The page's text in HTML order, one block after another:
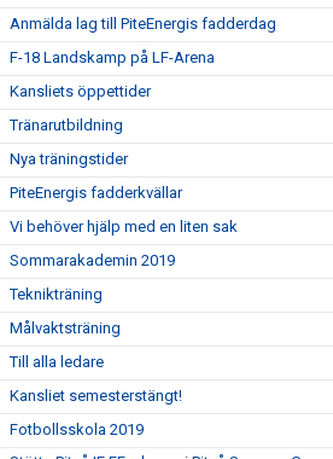
Anmälda lag till PiteEnergis fadderdag
F-18 Landskamp på LF-Arena
Kansliets öppettider
Tränarutbildning
Nya träningstider
PiteEnergis fadderkvällar
Vi behöver hjälp med en liten sak
Sommarakademin 2019
Teknikträning
Målvaktsträning
Till alla ledare
Kansliet semesterstängt!
Fotbollsskola 2019